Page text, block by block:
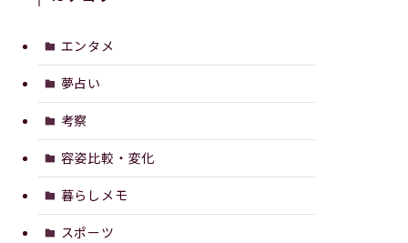
エンタメ
夢占い
考察
容姿比較・変化
暮らしメモ
スポーツ